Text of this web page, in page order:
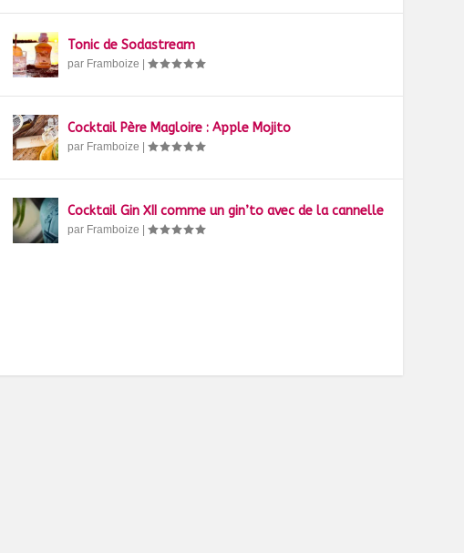
Tonic de Sodastream
par Framboize |
Cocktail Père Magloire : Apple Mojito
par Framboize |
Cocktail Gin XII comme un gin’to avec de la cannelle
par Framboize |